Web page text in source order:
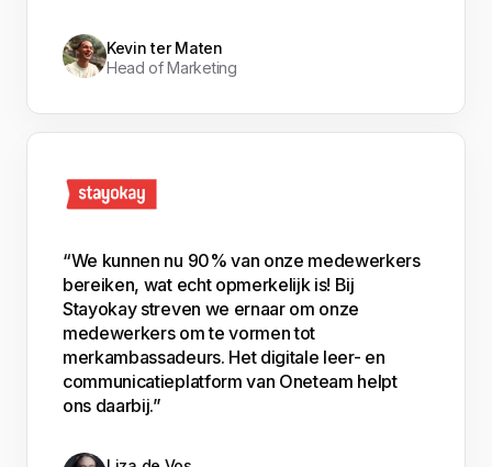
Kevin ter Maten
Head of Marketing
“We kunnen nu 90% van onze medewerkers
bereiken, wat echt opmerkelijk is! Bij
Stayokay streven we ernaar om onze
medewerkers om te vormen tot
merkambassadeurs. Het digitale leer- en
communicatieplatform van Oneteam helpt
ons daarbij.”